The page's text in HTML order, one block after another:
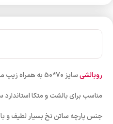
روبالشیسایز 70*50 به همراه زیپ مخفی و لبه دار
مناسب برای بالشت و متکا استاندارد سایز
جنس پارچه ساتن نخ بسیار لطیف و